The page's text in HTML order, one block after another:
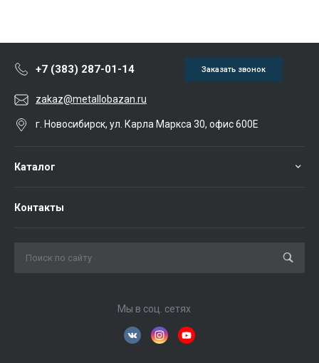
+7 (383) 287-01-14 Заказать звонок
zakaz@metallobazan.ru
г. Новосибирск, ул. Карла Маркса 30, офис 600Е
Каталог
Контакты
Мы в соц. сетях